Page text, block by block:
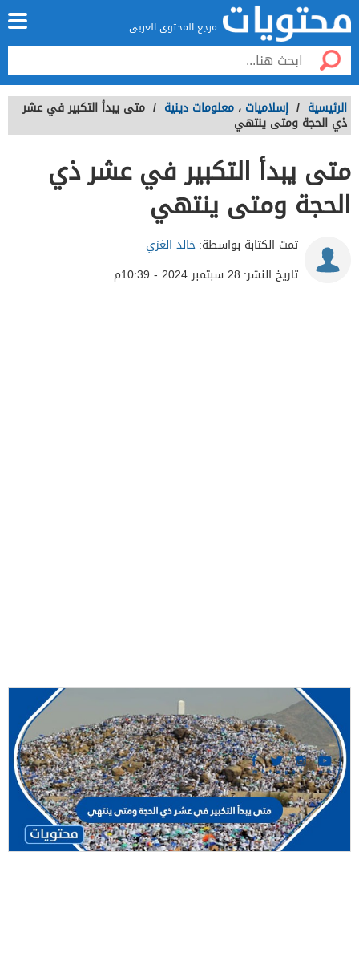
مرجع المحتوى العربي
الرئيسية / إسلاميات ، معلومات دينية / متى يبدأ التكبير في عشر
ذي الحجة ومتى ينتهي
متى يبدأ التكبير في عشر ذي
الحجة ومتى ينتهي
تمت الكتابة بواسطة:خالد الغزي
تاريخ النشر: 28 سبتمبر 2024 - 10:39م